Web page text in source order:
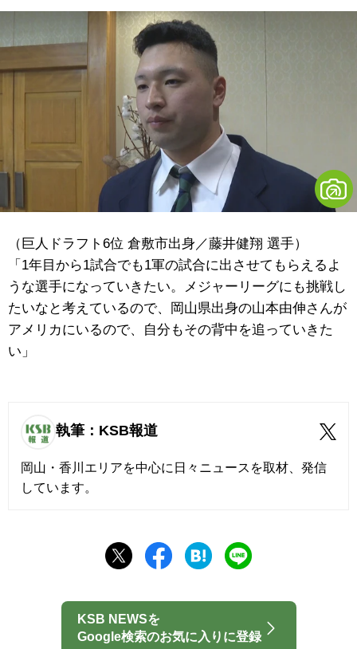
（巨人ドラフト6位 倉敷市出身／藤井健翔 選手）
「1年目から1試合でも1軍の試合に出させてもらえるよ
うな選手になっていきたい。メジャーリーグにも挑戦し
たいなと考えているので、岡山県出身の山本由伸さんが
アメリカにいるので、自分もその背中を追っていきた
い」
執筆：KSB報道
岡山・香川エリアを中心に日々ニュースを取材、発信
しています。
KSB NEWSを
Google検索のお気に入りに登録